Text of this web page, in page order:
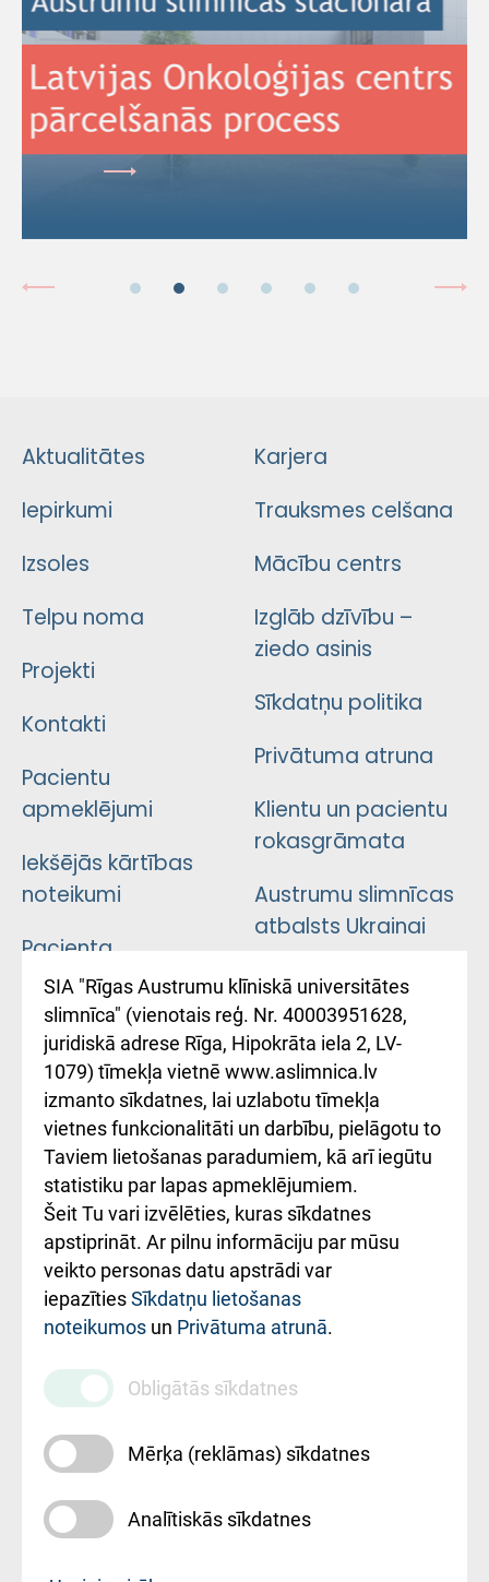
Aktualitātes
Iepirkumi
Izsoles
Telpu noma
Projekti
Kontakti
Pacientu
apmeklējumi
Iekšējās kārtības
noteikumi
Pacienta
atsauksmju/sūdzību
iesniegšanas
kārtība
Kā pie mums nokļūt
Rēķinu apmaksas
ceļvedis
Rekvizīti un
ārstniecības
iestādes kods
010000234
Maksas
pakalpojumu
cenrādis
Karjera
Trauksmes celšana
Mācību centrs
Izglāb dzīvību –
ziedo asinis
Sīkdatņu politika
Privātuma atruna
Klientu un pacientu
rokasgrāmata
Austrumu slimnīcas
atbalsts Ukrainai
Підтримка Східної
лікарні та співпраця з
Україною
SIA "Rīgas Austrumu klīniskā universitātes
slimnīca" (vienotais reģ. Nr. 40003951628,
juridiskā adrese Rīga, Hipokrāta iela 2, LV-
1079) tīmekļa vietnē www.aslimnica.lv
izmanto sīkdatnes, lai uzlabotu tīmekļa
vietnes funkcionalitāti un darbību, pielāgotu to
Taviem lietošanas paradumiem, kā arī iegūtu
statistiku par lapas apmeklējumiem.
Šeit Tu vari izvēlēties, kuras sīkdatnes
apstiprināt. Ar pilnu informāciju par mūsu
veikto personas datu apstrādi var
iepazītiesSīkdatņu lietošanas
noteikumos un Privātuma atrunā.
Obligātās sīkdatnes
Mērķa (reklāmas) sīkdatnes
Analītiskās sīkdatnes